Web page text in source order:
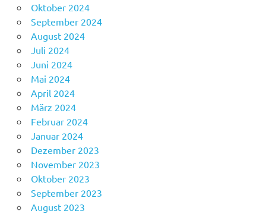
Oktober 2024
September 2024
August 2024
Juli 2024
Juni 2024
Mai 2024
April 2024
März 2024
Februar 2024
Januar 2024
Dezember 2023
November 2023
Oktober 2023
September 2023
August 2023